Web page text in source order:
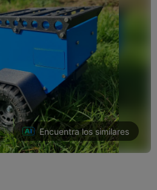
Encuentra los similares